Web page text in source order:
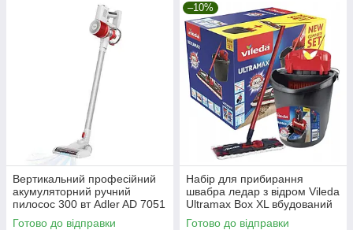
Вертикальний професійний
акумуляторний ручний
пилосос 300 вт Adler AD 7051
Готово до відправки
–10%
Набір для прибирання
швабра ледар з відром Vileda
Ultramax Box XL вбудований
автоматичним віджиманням
Готово до відправки